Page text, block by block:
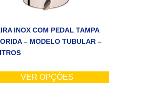
INOX COM PEDAL TAMPA
– MODELO TUBULAR –
VER OPÇÕES